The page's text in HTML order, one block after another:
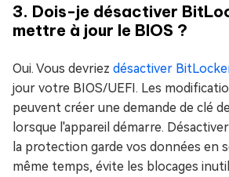
3. Dois-je désactiver
mettre à jour le BIOS ?
Oui. Vous devriez désactiver
jour votre BIOS/UEFI. Les
peuvent créer une demande de clé
lorsque l'appareil démarre.
la protection garde vos données en
même temps, évite les blocages